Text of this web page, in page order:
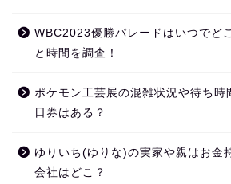
WBC2023優勝パレードはいつでど
と時間を調査！
ポケモン工芸展の混雑状況や待ち時
日券はある？
ゆりいち(ゆりな)の実家や親はお金
会社はどこ？